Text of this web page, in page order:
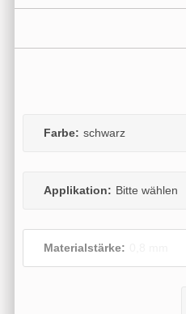
Farbe: schwarz
Applikation: Bitte wählen
Materialstärke: